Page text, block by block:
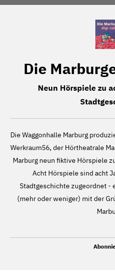
Die
Neun Hörspiele zu
Die Waggonhalle Marburg
Werkraum56, der Hörtheatrale
Marburg neun fiktive Hörspiele
Acht Hörspiele sind acht
Stadtgeschichte zugeordnet -
(mehr oder weniger) mit der